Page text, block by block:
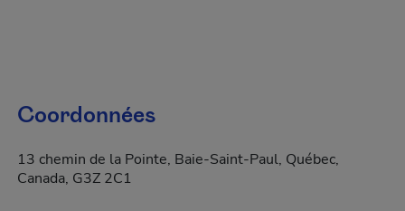
Coordonnées
13 chemin de la Pointe, Baie-Saint-Paul, Québec,
Canada, G3Z 2C1